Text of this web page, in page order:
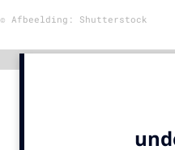
Academy
© Afbeelding: Shutterstock